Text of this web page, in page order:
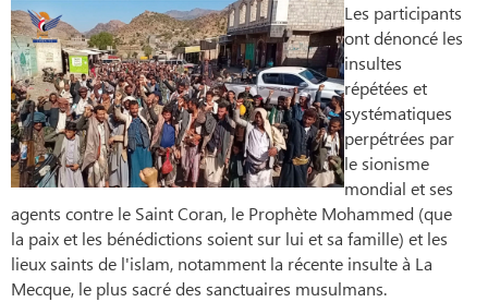
Les participants
ont dénoncé les
insultes
répétées et
systématiques
perpétrées par
le sionisme
mondial et ses
agents contre le Saint Coran, le Prophète Mohammed (que
la paix et les bénédictions soient sur lui et sa famille) et les
lieux saints de l'islam, notamment la récente insulte à La
Mecque, le plus sacré des sanctuaires musulmans.